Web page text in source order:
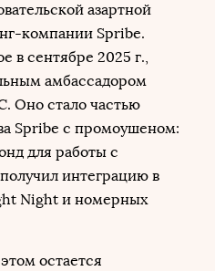
азартной
компании Spribe.
в сентябре 2025 г.,
амбассадором
Оно стало частью
Spribe с промоушеном:
для работы с
интеграцию в
Night и номерных
остается